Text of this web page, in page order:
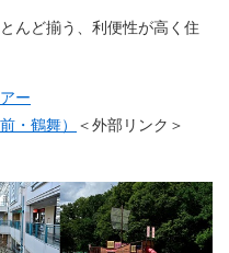
んど揃う、利便性が高く住
ー
・鶴舞）
＜外部リンク＞